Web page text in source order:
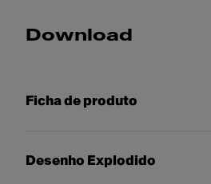
Download
Ficha de produto
Desenho Explodido